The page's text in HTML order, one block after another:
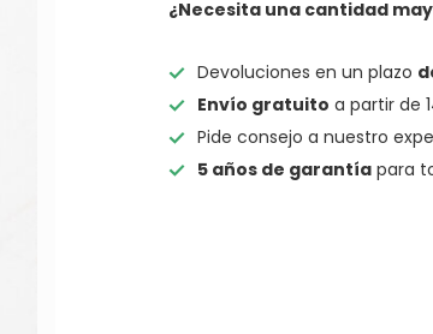
¿Necesita una cantidad
Devoluciones en un plazo
Envío gratuito a partir de
Pide consejo a nuestro
5 años de garantía para